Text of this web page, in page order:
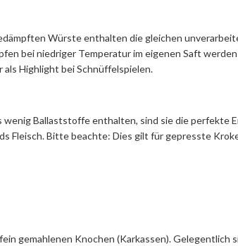
Würste enthalten die gleichen
bei niedriger Temperatur im eigenen Saft
Highlight bei Schnüffelspielen.
Ballaststoffe enthalten, sind sie die perfekte
Fleisch. Bitte beachte: Dies gilt für gepresste
gemahlenen Knochen (Karkassen). Gelegentlich